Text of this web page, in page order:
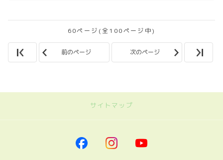
60ページ(全100ページ中)
前のページ 次のページ
サイトマップ